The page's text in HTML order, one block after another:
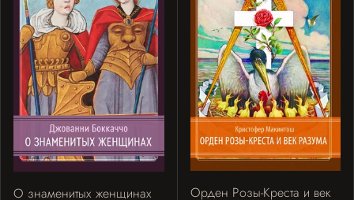
О знаменитых женщинах Орден Розы-Креста и век